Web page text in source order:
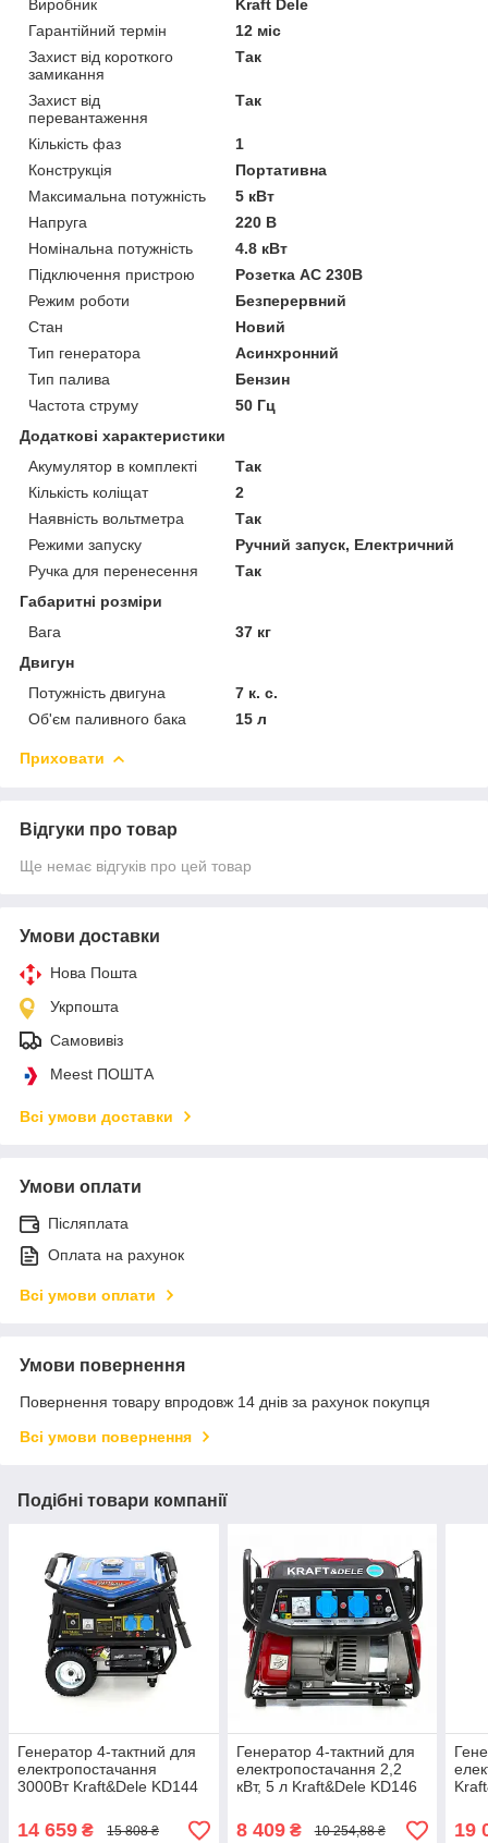
Виробник
Kraft Dele
Гарантійний термін
12 міс
Захист від короткого
замикання
Так
Захист від
перевантаження
Так
Кількість фаз
1
Конструкція
Портативна
Максимальна потужність
5 кВт
Напруга
220 В
Номінальна потужність
4.8 кВт
Підключення пристрою
Розетка AC 230В
Режим роботи
Безперервний
Стан
Новий
Тип генератора
Асинхронний
Тип палива
Бензин
Частота струму
50 Гц
Додаткові характеристики
Акумулятор в комплекті
Так
Кількість коліщат
2
Наявність вольтметра
Так
Режими запуску
Ручний запуск, Електричний
Ручка для перенесення
Так
Габаритні розміри
Вага
37 кг
Двигун
Потужність двигуна
7 к. с.
Об'єм паливного бака
15 л
Приховати
Відгуки про товар
Ще немає відгуків про цей товар
Умови доставки
Нова Пошта
Укрпошта
Самовивіз
Meest ПОШТА
Всі умови доставки
Умови оплати
Післяплата
Оплата на рахунок
Всі умови оплати
Умови повернення
Повернення товару впродовж 14 днів за рахунок покупця
Всі умови повернення
Подібні товари компанії
Генератор 4-тактний для
електропостачання
3000Вт Kraft&Dele KD144
генератор
14 659 ₴ 15 808 ₴
Генератор 4-тактний для
електропостачання 2,2
кВт, 5 л Kraft&Dele KD146
8 409₴ 10 254,88 ₴ 19